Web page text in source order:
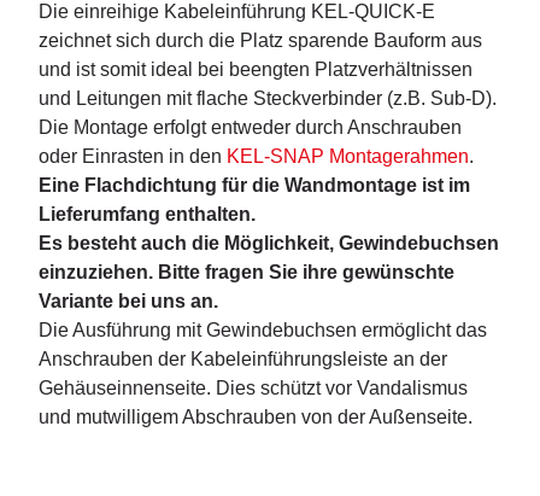
Die einreihige Kabeleinführung KEL-QUICK-E
zeichnet sich durch die Platz sparende Bauform aus
und ist somit ideal bei beengten Platzverhältnissen
und Leitungen mit flache Steckverbinder (z.B. Sub-D).
Die Montage erfolgt entweder durch Anschrauben
oder Einrasten in den KEL-SNAP Montagerahmen.
Eine Flachdichtung für die Wandmontage ist im
Lieferumfang enthalten.
Es besteht auch die Möglichkeit, Gewindebuchsen
einzuziehen. Bitte fragen Sie ihre gewünschte
Variante bei uns an.
Die Ausführung mit Gewindebuchsen ermöglicht das
Anschrauben der Kabeleinführungsleiste an der
Gehäuseinnenseite. Dies schützt vor Vandalismus
und mutwilligem Abschrauben von der Außenseite.